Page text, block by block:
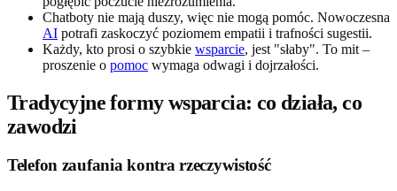
Chatboty nie mają duszy, więc nie mogą pomóc. Nowoczesna
AI potrafi zaskoczyć poziomem empatii i trafności sugestii.
Każdy, kto prosi o szybkie wsparcie, jest "słaby". To mit –
proszenie o pomoc wymaga odwagi i dojrzałości.
Tradycyjne formy wsparcia: co działa, co
zawodzi
Telefon zaufania kontra rzeczywistość